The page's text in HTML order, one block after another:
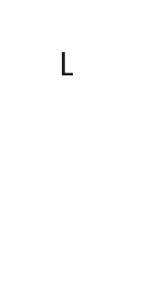
L